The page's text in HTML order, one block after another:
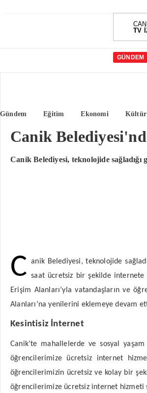
TV
Gündem Eğitim Ekonomi Kültür
GÜNDEM
Canik
Canik Belediyesi, teknolojide
C anik Belediyesi, teknolojide
saat ücretsiz bir şekilde internete
Erişim Alanları’yla vatandaşların ve
Alanları’na yenilerini eklemeye devam
Kesintisiz İnternet
Canik’te mahallelerde ve sosyal
öğrencilerimize ücretsiz internet
öğrencilerimizin ücretsiz ve kolay bir
öğrencilerimize ücretsiz internet hizmeti